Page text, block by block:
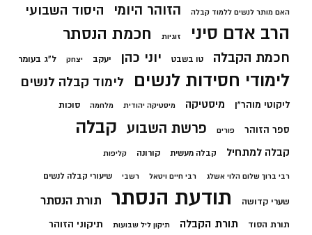
האם מותר לנשים ללמוד קבלה הזוהר היומי היסוד השבועי
הרב אדם סיני זוגיות חכמת הנסתר
חכמת הקבלה טו בשבט יוני כהן יעקב יצחק ל"ג בעומר
לימודי חסידות לנשים לימוד קבלה לנשים
ליקוטי מוהר"ן מיסטיקה מיסטיקה יהודית מלחמה סוכות
ספר הזוהר פורים פרשת השבוע קבלה
קבלה למתחיל קבלה מעשית קורונה קליפות
רבי ברוך שלום הלוי אשלג רבי חיים ויטאל רשבי שיעורי קבלה לנשים
שערי קדושה תודעת הנסתר תורת הנסתר
תורת הסוד תורת הקבלה תיקון ליל שבועות תיקוני הזוהר